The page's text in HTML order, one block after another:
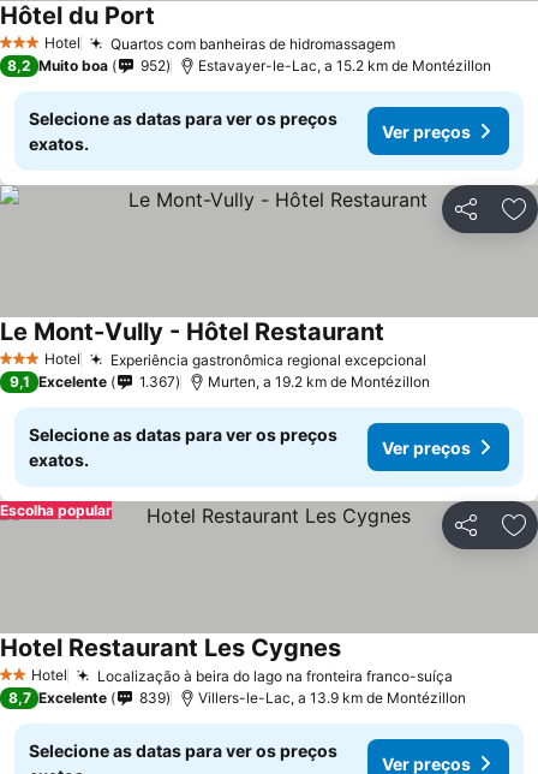
3 EstrelasHotel Quartos com banheiras de hidromassagem
Hôtel du Port
8,2 Muito boa 952 Estavayer-le-Lac, a 15.2 km de Montézillon
Selecione as datas para ver os preços
exatos.
Ver preços
Partilhar
3 EstrelasHotel Experiência gastronômica regional excepcional
Le Mont-Vully - Hôtel Restaurant
9,1 Excelente 1.367 Murten, a 19.2 km de Montézillon
Selecione as datas para ver os preços
exatos.
Ver preços
Partilhar
Escolha popular
2 Estrelas
Hotel Localização à beira do lago na fronteira franco-suíça
Hotel Restaurant Les Cygnes
8,7 Excelente 839 Villers-le-Lac, a 13.9 km de Montézillon
Selecione as datas para ver os preços
Ver preços